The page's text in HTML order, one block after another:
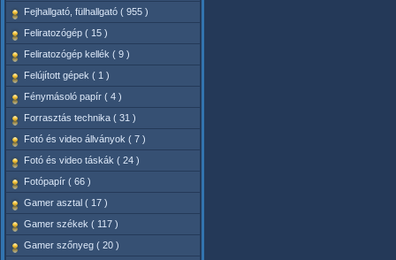
Fejhallgató, fülhallgató ( 955 )
Feliratozógép ( 15 )
Feliratozógép kellék ( 9 )
Felújított gépek ( 1 )
Fénymásoló papír ( 4 )
Forrasztás technika ( 31 )
Fotó és video állványok ( 7 )
Fotó és video táskák ( 24 )
Fotópapír ( 66 )
Gamer asztal ( 17 )
Gamer székek ( 117 )
Gamer szőnyeg ( 20 )